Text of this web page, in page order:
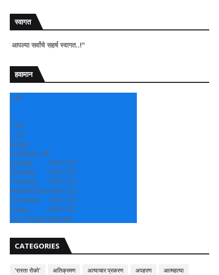
स्वागत
सहर्ष स्वागत..!"
हवामान
+28
°
C
+29°
+22°
Sangli
Saturday, 08
Sunday
+30°+23°
Monday
+29°+22°
Tuesday
+29°+21°
Wednesday+28°+22°
Thursday
+29°+22°
Friday
+28°+22°
See 7-Day Forecast
CATEGORIES
'रास्ता रोको' अतिक्रमण अत्याचार प्रकरण अपहरण
आत्महत्या